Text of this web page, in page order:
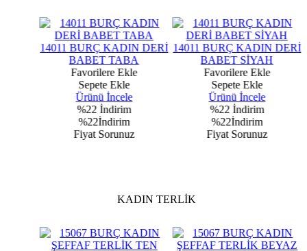
14011 BURÇ KADIN DERİ
BABET TABA
Favorilere Ekle
Sepete Ekle
Ürünü İncele
%22 İndirim
%22İndirim
Fiyat Sorunuz
14011 BURÇ KADIN DERİ
BABET SİYAH
Favorilere Ekle
Sepete Ekle
Ürünü İncele
%22 İndirim
%22İndirim
Fiyat Sorunuz
KADIN TERLİK